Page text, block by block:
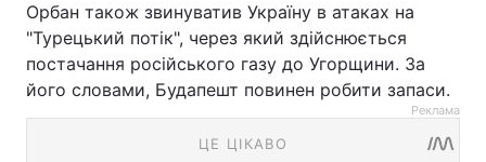
Орбан також звинуватив Україну в атаках на
"Турецький потік", через який здійснюється
постачання російського газу до Угорщини. За
його словами, Будапешт повинен робити запаси.
Реклама